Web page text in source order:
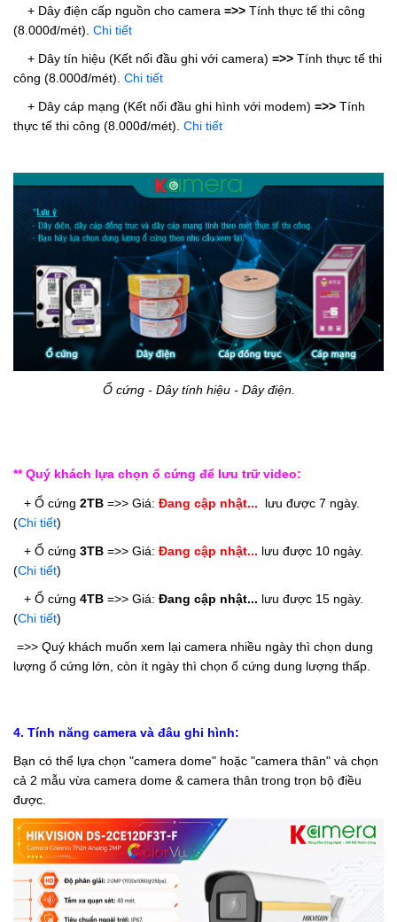
+ Dây điện cấp nguồn cho camera =>> Tính thực tế thi công
(8.000đ/mét). Chi tiết
+ Dây tín hiệu (Kết nối đầu ghi với camera) =>> Tính thực tế thi
công (8.000đ/mét). Chi tiết
+ Dây cáp mạng (Kết nối đầu ghi hình với modem) =>> Tính
thực tế thi công (8.000đ/mét). Chi tiết
Ổ cứng - Dây tính hiệu - Dây điện.
** Quý khách lựa chọn ổ cứng để lưu trữ video:
+ Ổ cứng 2TB =>> Giá: Đang cập nhật...
(Chi tiết)
   + Ổ cứng
3TB =>> Giá: Đang cập nhật...
(Chi tiết)
   + Ổ cứng
4TB =>> Giá: Đang cập nhật...
(Chi tiết)
lượng ổ cứng lớn, còn ít ngày thì chọn ổ cứng dung lượng thấp.
4. Tính năng camera và đâu ghi hình:
Bạn có thể lựa chọn "camera dome" hoặc "camera thân" và chọn
cả 2 mẫu vừa camera dome & camera thân trong trọn bộ điều
được.